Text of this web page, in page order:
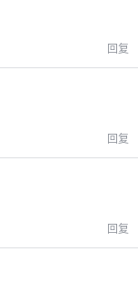
回复
回复
回复